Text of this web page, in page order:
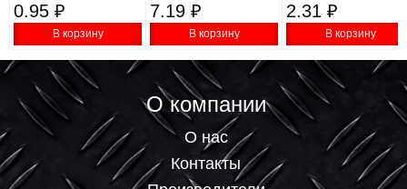
0.95 ₽
В корзину
7.19 ₽
В корзину
2.31 ₽
В корзину
О компании
О нас
Контакты